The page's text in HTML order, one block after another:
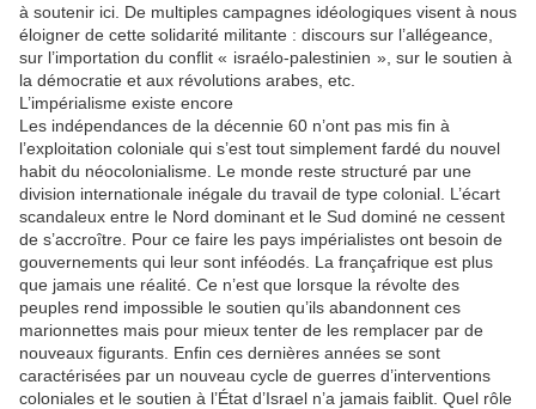
à soutenir ici. De multiples campagnes idéologiques visent à nous
éloigner de cette solidarité militante : discours sur l’allégeance,
sur l’importation du conflit « israélo-palestinien », sur le soutien à
la démocratie et aux révolutions arabes, etc.
L’impérialisme existe encore
Les indépendances de la décennie 60 n’ont pas mis fin à
l’exploitation coloniale qui s’est tout simplement fardé du nouvel
habit du néocolonialisme. Le monde reste structuré par une
division internationale inégale du travail de type colonial. L’écart
scandaleux entre le Nord dominant et le Sud dominé ne cessent
de s’accroître. Pour ce faire les pays impérialistes ont besoin de
gouvernements qui leur sont inféodés. La françafrique est plus
que jamais une réalité. Ce n’est que lorsque la révolte des
peuples rend impossible le soutien qu’ils abandonnent ces
marionnettes mais pour mieux tenter de les remplacer par de
nouveaux figurants. Enfin ces dernières années se sont
caractérisées par un nouveau cycle de guerres d’interventions
coloniales et le soutien à l’État d’Israel n’a jamais faiblit. Quel rôle